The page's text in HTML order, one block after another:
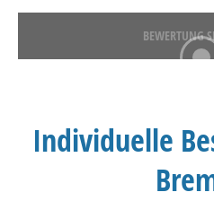
BEWERTUNG
Individuelle